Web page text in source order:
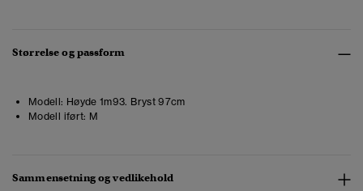
Størrelse og passform
Modell: Høyde 1m93. Bryst 97cm
Modell iført: M
Sammensetning og vedlikehold